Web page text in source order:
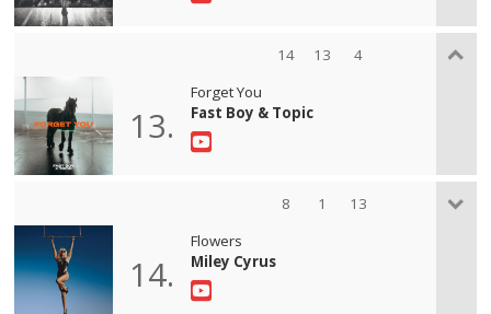
14 13 4
13.
Forget You
Fast Boy & Topic
8 1 13
14.
Flowers
Miley Cyrus